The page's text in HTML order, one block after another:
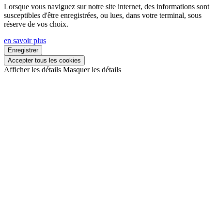
Lorsque vous naviguez sur notre site internet, des informations sont
susceptibles d'être enregistrées, ou lues, dans votre terminal, sous
réserve de vos choix.
en savoir plus
Enregistrer
Accepter tous les cookies
Afficher les détails Masquer les détails